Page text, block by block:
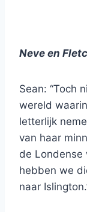
Neve en
Sean: “Toch
wereld
letterlijk
van haar
de Londense
hebben we
naar